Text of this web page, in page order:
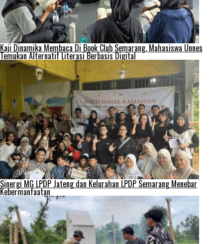
Kaji Dinamika Membaca Di Book Club Semarang, Mahasiswa Unnes
Temukan Alternatif Literasi Berbasis Digital
Sinergi MG LPDP Jateng dan Kelurahan LPDP Semarang Menebar
Kebermanfaatan